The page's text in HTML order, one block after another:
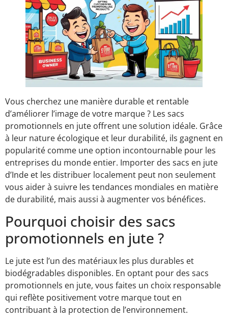
Vous cherchez une manière durable et rentable
d’améliorer l’image de votre marque ? Les sacs
promotionnels en jute offrent une solution idéale. Grâce
à leur nature écologique et leur durabilité, ils gagnent en
popularité comme une option incontournable pour les
entreprises du monde entier. Importer des sacs en jute
d’Inde et les distribuer localement peut non seulement
vous aider à suivre les tendances mondiales en matière
de durabilité, mais aussi à augmenter vos bénéfices.
Pourquoi choisir des sacs
promotionnels en jute ?
Le jute est l’un des matériaux les plus durables et
biodégradables disponibles. En optant pour des sacs
promotionnels en jute, vous faites un choix responsable
qui reflète positivement votre marque tout en
contribuant à la protection de l’environnement.